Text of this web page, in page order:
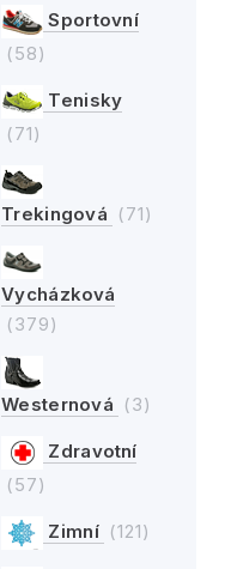
Sportovní
(58)
Tenisky
(71)
Trekingová (71)
Vycházková
(379)
Westernová (3)
Zdravotní
(57)
Zimní (121)